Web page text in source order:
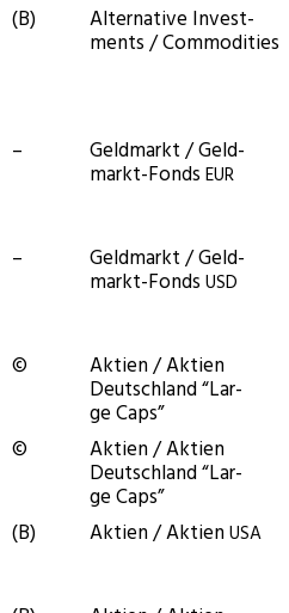
(B) Alter­na­ti­ve Invest­
ments / Commodities
– Geld­markt / Geld­
markt-Fonds EUR
– Geld­markt / Geld­
markt-Fonds USD
© Akti­en / Akti­en
Deutsch­land “Lar­
ge Caps”
© Akti­en / Akti­en
Deutsch­land “Lar­
ge Caps”
(B) Akti­en / Akti­enUSA